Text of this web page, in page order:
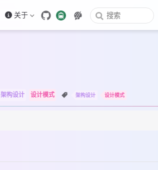
关于
架构设计 设计模式 架构设计 设计模式